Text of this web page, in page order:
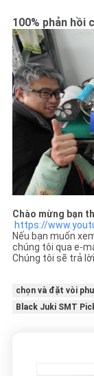
100% phản hồi
Chào mừng bạn
https://
Nếu bạn muốn
chúng tôi qua e-
Chúng tôi sẽ trả
chọn và đặt vòi
Black Juki SMT